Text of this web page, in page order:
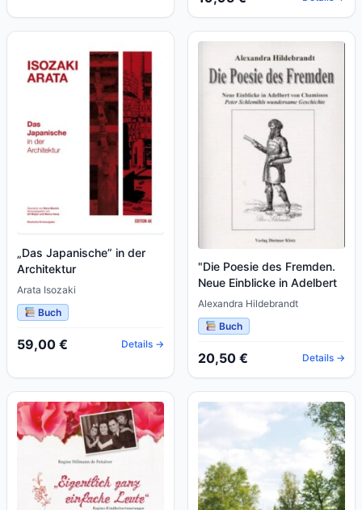
„Das Japanische” in der
Architektur
Arata Isozaki
Buch
59,00 € Details →
"Die Poesie des Fremden.
Neue Einblicke in Adelbert
von Chamissos... / "Die
Poes
Alexandra Hildebrandt
Buch
20,50 € Details →